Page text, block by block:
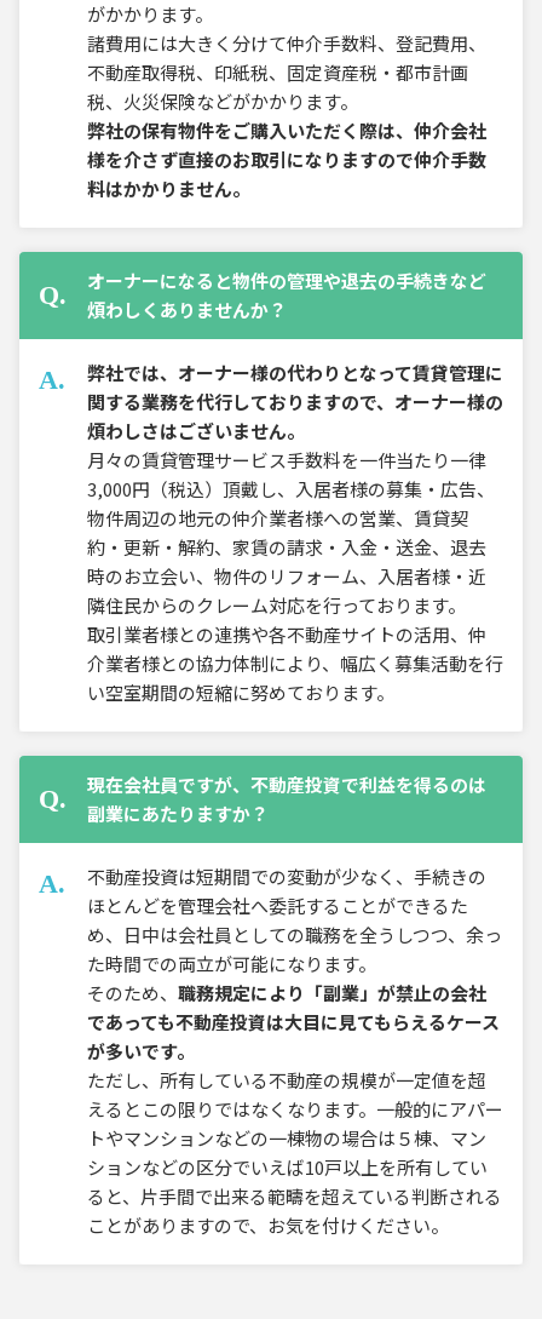
がかかります。
諸費用には大きく分けて仲介手数料、登記費用、
不動産取得税、印紙税、固定資産税・都市計画
税、火災保険などがかかります。
弊社の保有物件をご購入いただく際は、仲介会社
様を介さず直接のお取引になりますので仲介手数
料はかかりません。
オーナーになると物件の管理や退去の手続きなど
煩わしくありませんか？
弊社では、オーナー様の代わりとなって賃貸管理に
関する業務を代行しておりますので、オーナー様の
煩わしさはございません。
月々の賃貸管理サービス手数料を一件当たり一律
3,000円（税込）頂戴し、入居者様の募集・広告、
物件周辺の地元の仲介業者様への営業、賃貸契
約・更新・解約、家賃の請求・入金・送金、退去
時のお立会い、物件のリフォーム、入居者様・近
隣住民からのクレーム対応を行っております。
取引業者様との連携や各不動産サイトの活用、仲
介業者様との協力体制により、幅広く募集活動を行
い空室期間の短縮に努めております。
現在会社員ですが、不動産投資で利益を得るのは
副業にあたりますか？
不動産投資は短期間での変動が少なく、手続きの
ほとんどを管理会社へ委託することができるた
め、日中は会社員としての職務を全うしつつ、余っ
た時間での両立が可能になります。
そのため、 職務規定により「副業」が禁止の会社
であっても不動産投資は大目に見てもらえるケース
が多いです。
ただし、所有している不動産の規模が一定値を超
えるとこの限りではなくなります。一般的にアパー
トやマンションなどの一棟物の場合は５棟、マン
ションなどの区分でいえば10戸以上を所有してい
ると、片手間で出来る範疇を超えている判断される
ことがありますので、お気を付けください。